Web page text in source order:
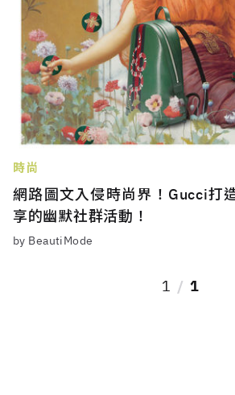
時尚
網路圖文入侵時尚界！Gucci打
享的幽默社群活動！
by BeautiMode
1 1